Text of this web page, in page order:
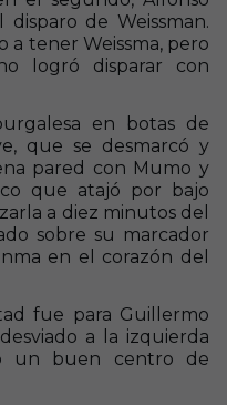
de Weissman.
tener Weissma, pero
logró disparar con
en botas de
que se desmarcó y
pared con Mumo y
que atajó por bajo
a diez minutos del
sobre su marcador
en el corazón del
fue para Guillermo
a la izquierda
un buen centro de